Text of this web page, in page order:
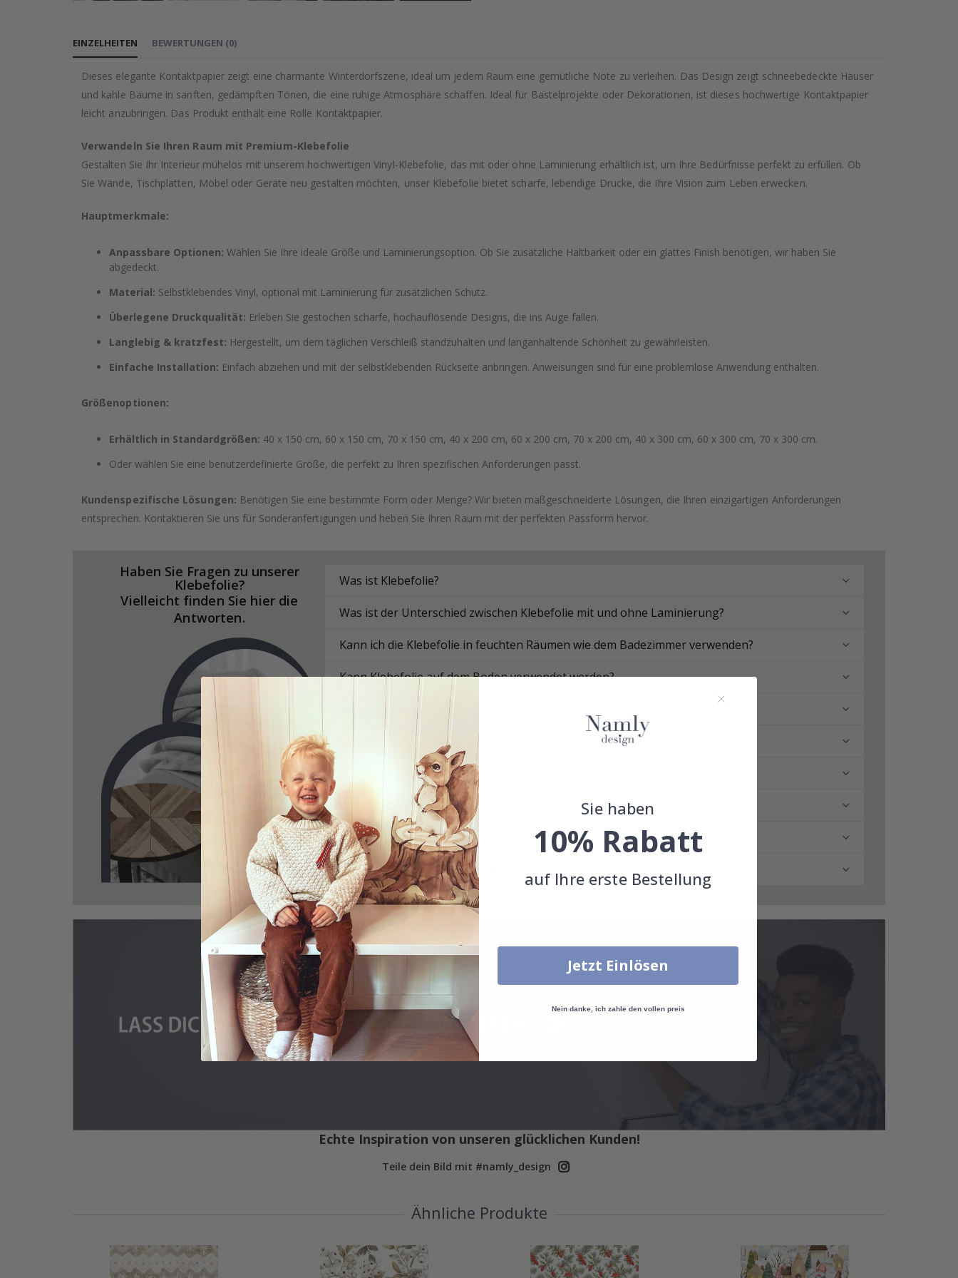
der
springen
EINZELHEITEN
Dieses elegante Kontaktpapier zeigt eine charmante Winterdorfszene, ideal um jedem Raum eine gemütliche Note zu verleihen. Das Design zeigt schneebedeckte Häuser
und kahle Bäume in sanften, gedämpften Tönen, die eine ruhige Atmosphäre schaffen. Ideal für Bastelprojekte oder Dekorationen, ist dieses hochwertige Kontaktpapier
leicht anzubringen. Das Produkt enthält eine Rolle Kontaktpapier.
Verwandeln Sie Ihren Raum mit Premium-Klebefolie
Gestalten Sie Ihr Interieur mühelos mit unserem hochwertigen Vinyl-Klebefolie, das mit oder ohne Laminierung erhältlich ist, um Ihre Bedürfnisse perfekt zu erfüllen. Ob
Sie Wände, Tischplatten, Möbel oder Geräte neu gestalten möchten, unser Klebefolie bietet scharfe, lebendige Drucke, die Ihre Vision zum Leben erwecken.
Hauptmerkmale:
Anpassbare Optionen: Wählen Sie Ihre ideale Größe und Laminierungsoption. Ob Sie zusätzliche Haltbarkeit oder ein glattes Finish benötigen, wir haben Sie
abgedeckt.
Material: Selbstklebendes Vinyl, optional mit Laminierung für zusätzlichen Schutz.
Überlegene Druckqualität: Erleben Sie gestochen scharfe, hochauflösende Designs, die ins Auge fallen.
Langlebig & kratzfest: Hergestellt, um dem täglichen Verschleiß standzuhalten und langanhaltende Schönheit zu gewährleisten.
Einfache Installation: Einfach abziehen und mit der selbstklebenden Rückseite anbringen. Anweisungen sind für eine problemlose Anwendung enthalten.
Größenoptionen:
Erhältlich in Standardgrößen: 40 x 150 cm, 60 x 150 cm, 70 x 150 cm, 40 x 200 cm, 60 x 200 cm, 70 x 200 cm, 40 x 300 cm, 60 x 300 cm, 70 x 300 cm.
Oder wählen Sie eine benutzerdefinierte Größe, die perfekt zu Ihren spezifischen Anforderungen passt.
Kundenspezifische Lösungen: Benötigen Sie eine bestimmte Form oder Menge? Wir bieten maßgeschneiderte Lösungen, die Ihren einzigartigen Anforderungen
entsprechen. Kontaktieren Sie uns für Sonderanfertigungen und heben Sie Ihren Raum mit der perfekten Passform hervor.
BEWERTUNGEN (0)
Haben Sie Fragen zu unserer
Klebefolie?
Vielleicht finden Sie hier die
Antworten.
Was ist Klebefolie?
Was ist der Unterschied zwischen Klebefolie mit und ohne Laminierung?
Kann ich die Klebefolie in feuchten Räumen wie dem Badezimmer verwenden?
Kann Klebefolie auf dem Boden verwendet werden?
Wie bringe ich die Klebefolie an?
Wie reinige ich die Oberfläche?
Kann ich eine maßgeschneiderte Lösung erhalten?
Wie langlebig ist die Klebefolie?
Lässt sich die Klebefolie rückstandslos entfernen?
Auf welchen Oberflächen haftet die Klebefolie am besten?
Echte Inspiration von unseren glücklichen Kunden!
Teile dein Bild mit #namly_design
Ähnliche Produkte
Sie haben
10% Rabatt
auf Ihre erste Bestellung
Jetzt Einlösen
Nein danke, ich zahle den vollen preis